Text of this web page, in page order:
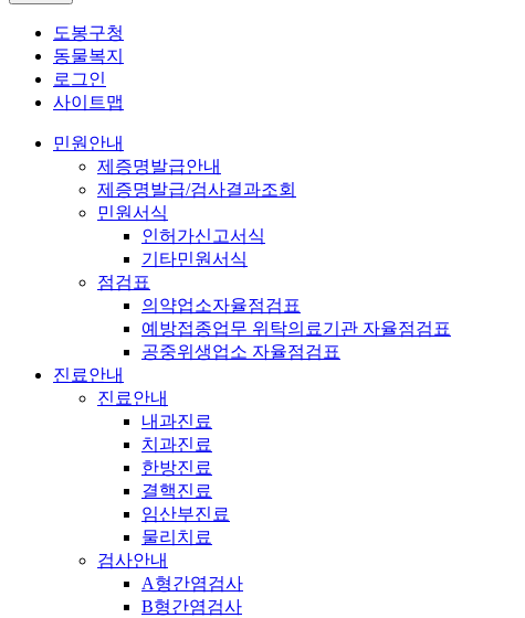
도봉구청
동물복지
로그인
사이트맵
민원안내
제증명발급안내
제증명발급/검사결과조회
민원서식
인허가신고서식
기타민원서식
점검표
의약업소자율점검표
예방접종업무 위탁의료기관 자율점검표
공중위생업소 자율점검표
진료안내
진료안내
내과진료
치과진료
한방진료
결핵진료
임산부진료
물리치료
검사안내
A형간염검사
B형간염검사